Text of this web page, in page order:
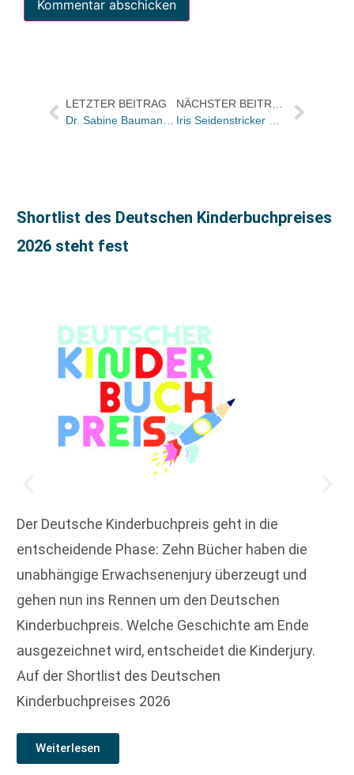
LETZTER BEITRAG
Shortlist des Deutschen Kinderbuchpreises
2026 steht fest
Der Deutsche Kinderbuchpreis geht in die
entscheidende Phase: Zehn Bücher haben die
unabhängige Erwachsenenjury überzeugt und
gehen nun ins Rennen um den Deutschen
Kinderbuchpreis. Welche Geschichte am Ende
ausgezeichnet wird, entscheidet die Kinderjury.
Auf der Shortlist des Deutschen
Kinderbuchpreises 2026
Weiterlesen